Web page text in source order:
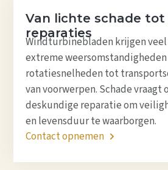
Van lichte schade
reparaties
Windturbinebladen krijgen veel
extreme weersomstandigheden
rotatiesnelheden tot
van voorwerpen. Schade vraagt
deskundige reparatie om
en levensduur te waarborgen.
Contact opnemen